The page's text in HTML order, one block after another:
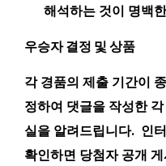
해석하는 것이 명백
우승자 결정 및 상품
각 경품의 제출 기간이
정하여 댓글을 작성한
실을 알려드립니다. 인
확인하면 당첨자 공개